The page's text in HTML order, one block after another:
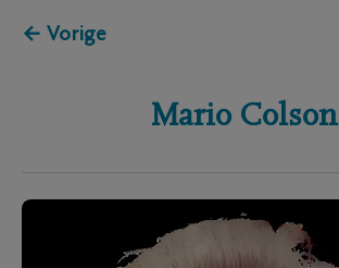
← Vorige
Mario Colson